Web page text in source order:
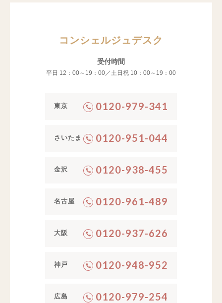
コンシェルジュデスク
受付時間
平日 12：00～19：00／土日祝 10：00～19：00
東京 0120-979-341
さいたま 0120-951-044
金沢 0120-938-455
名古屋 0120-961-489
大阪 0120-937-626
神戸 0120-948-952
広島 0120-979-254